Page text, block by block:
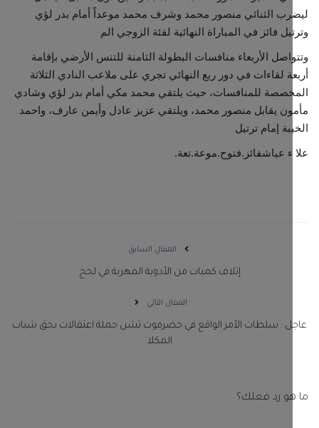
الثنائي منصور محمد وشرف محمد موعداً أمام بدر لؤي
فائز في المباراة النهائية لفئة الزوجي الم
الأربعاء منافسات البطولة الثامنة للتنس الأرضي بإقامة
لقاءات في دور ربع النهائي تجري على ملاعب النادي الثلاثة
للمنافسات، حيث يلتقي محمد مكي أمام بدر لؤي وشادي
يقابل منصور محمد، ويلتقي عزيز عادل وأيمن عارف، واحمد
إمام ترتيل
ء عياشفائز.فتوح.موعة.تعة.
المقال السابق
إتلاف كميات من الأدوية المهربة في لحج
المقال التالي
: سلطات الأمر الواقع في حضرموت تشن حملة اعتقالات بحق شباب
رد فعلك؟